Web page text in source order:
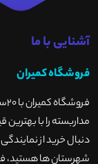
آشنایی با ما
فروشگاه کمیران
مداربسته را با
دنبال خرید از
شهرستان ها هستید،